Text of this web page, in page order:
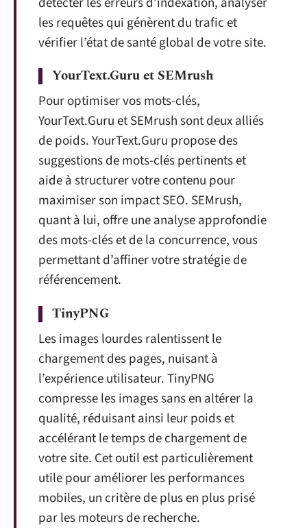
les requêtes qui génèrent du trafic et
vérifier l’état de santé global de votre site.
YourText.Guru et SEMrush
Pour optimiser vos mots-clés,
YourText.Guru et SEMrush sont deux alliés
de poids. YourText.Guru propose des
suggestions de mots-clés pertinents et
aide à structurer votre contenu pour
maximiser son impact SEO. SEMrush,
quant à lui, offre une analyse approfondie
des mots-clés et de la concurrence, vous
permettant d’affiner votre stratégie de
référencement.
TinyPNG
Les images lourdes ralentissent le
chargement des pages, nuisant à
l’expérience utilisateur. TinyPNG
compresse les images sans en altérer la
qualité, réduisant ainsi leur poids et
accélérant le temps de chargement de
votre site. Cet outil est particulièrement
utile pour améliorer les performances
mobiles, un critère de plus en plus prisé
par les moteurs de recherche.